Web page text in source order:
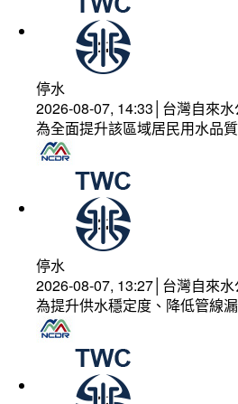
停水
2026-08-07, 14:33│台灣自來水
為全面提升該區域居民用水品
停水
2026-08-07, 13:27│台灣自來水
為提升供水穩定度、降低管線